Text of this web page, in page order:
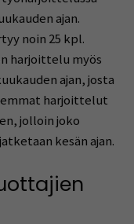
ajan.
noin 25 kpl.
harjoittelu myös
ajan, josta
harjoittelut
jolloin joko
kesän ajan.